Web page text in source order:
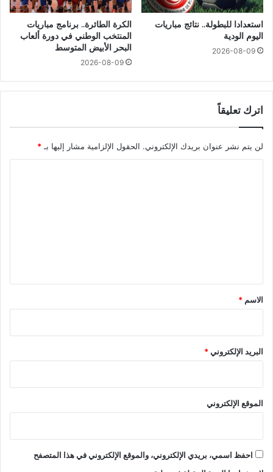
استعدادا للبطولة.. نتائج مباريات
اليوم الودية
2026-08-09
الكرة الطائرة.. برنامج مباريات
المنتخب الوطني في دورة ألعاب
البحر الأبيض المتوسط
2026-08-09
اترك تعليقاً
لن يتم نشر عنوان بريدك الإلكتروني. الحقول الإلزامية مشار إليها بـ *
*
الاسم *
البريد الإلكتروني*
الموقع الإلكتروني
احفظ اسمي، بريدي الإلكتروني، والموقع الإلكتروني في هذا المتصفح